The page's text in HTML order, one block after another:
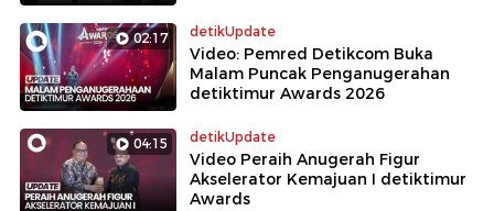
02:17 detikUpdate
Video: Pemred Detikcom Buka
Malam Puncak Penganugerahan
detiktimur Awards 2026
04:15 detikUpdate
Video Peraih Anugerah Figur
Akselerator Kemajuan I detiktimur
Awards